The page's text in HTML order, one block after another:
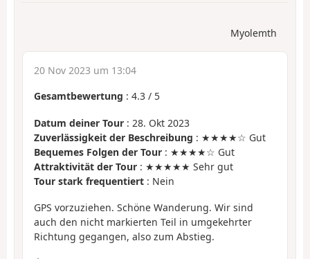
Myolemth
20 Nov 2023 um 13:04
Gesamtbewertung : 4.3 / 5
Datum deiner Tour : 28. Okt 2023
Zuverlässigkeit der Beschreibung : ★★★★☆ Gut
Bequemes Folgen der Tour : ★★★★☆ Gut
Attraktivität der Tour : ★★★★★ Sehr gut
Tour stark frequentiert : Nein
GPS vorzuziehen. Schöne Wanderung. Wir sind
auch den nicht markierten Teil in umgekehrter
Richtung gegangen, also zum Abstieg.